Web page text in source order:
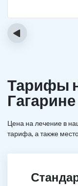
‹
Тарифы
Гагарине
Цена на лечение в
тарифа, а также